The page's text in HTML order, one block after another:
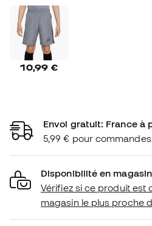
10,99 €
Envoi gratuit: France à
5,99 € pour
Disponibilité en magasin
Vérifiez si ce produit est
magasin le plus proche